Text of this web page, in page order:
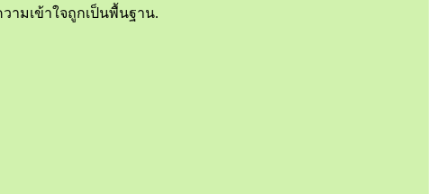
มเข้าใจถูกเป็นพื้นฐาน.